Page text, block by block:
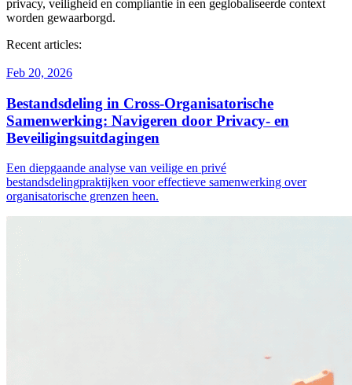
privacy, veiligheid en compliantie in een geglobaliseerde context
worden gewaarborgd.
Recent articles:
Feb 20, 2026
Bestandsdeling in Cross-Organisatorische
Samenwerking: Navigeren door Privacy- en
Beveiligingsuitdagingen
Een diepgaande analyse van veilige en privé
bestandsdelingpraktijken voor effectieve samenwerking over
organisatorische grenzen heen.